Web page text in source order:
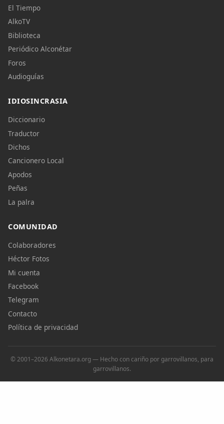
El Tiempo
AlkoTV
Biblioteca
Periódico Alconétar
Foros
Audioguías
IDIOSINCRASIA
Diccionario
Traductor
Dichos
Cancionero Local
Apodos
Peñas
La palra
COMUNIDAD
Colaboradores
Héctor Fotos
Mi cuenta
Facebook
Telegram
Contacto
Política de privacidad
© 2001–2026 Alkonetara.org — Hecho con cariño por garrovillanos, para
garrovillanos.